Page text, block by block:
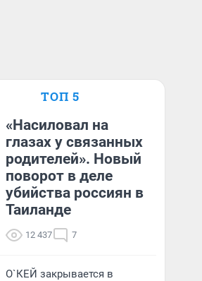
ТОП 5
«Насиловал на
глазах у связанных
родителей». Новый
поворот в деле
убийства россиян в
Таиланде
12 437 7
О`КЕЙ закрывается в